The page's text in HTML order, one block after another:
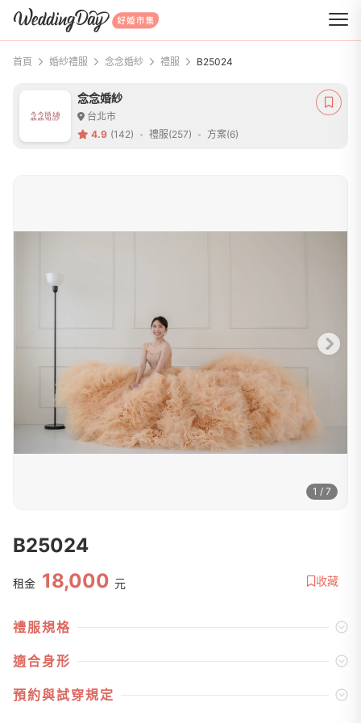
WeddingDay 好婚市集
首頁 婚紗禮服 念念婚紗 禮服 B25024
念念婚紗
台北市
4.9 (142) 禮服(257) 方案(6)
1 / 7
B25024
租金 18,000 元 收藏
禮服規格
適合身形
預約與試穿規定